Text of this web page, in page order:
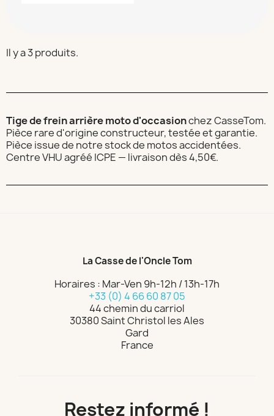
Il y a 3 produits.
Tige de frein arrière moto d'occasionchez CasseTom.
Pièce rare d'origine constructeur, testée et garantie.
Pièce issue de notre stock de motos accidentées.
Centre VHU agréé ICPE — livraison dès 4,50€.
La Casse de l'Oncle Tom
Horaires : Mar-Ven 9h-12h / 13h-17h
+33 (0) 4 66 60 87 05
44 chemin du carriol
30380 Saint Christol les Ales
Gard
France
Restez informé !